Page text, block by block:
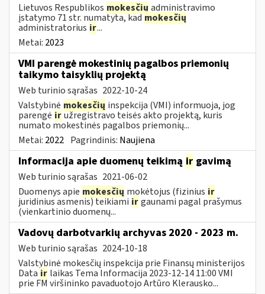
Lietuvos Respublikos mokesčių administravimo
įstatymo 71 str. numatyta, kadmokesčių
administratorius ir...
Metai: 2023
VMI parengė mokestinių pagalbos priemonių
taikymo taisyklių projektą
Web turinio sąrašas 2022-10-24
Valstybinė mokesčių inspekcija (VMI) informuoja, jog
parengė iružregistravo teisės akto projektą, kuris
numato mokestinės pagalbos priemonių...
Metai: 2022 Pagrindinis: Naujiena
Informacija apie duomenų teikimą ir gavimą
Web turinio sąrašas 2021-06-02
Duomenys apie mokesčių mokėtojus (fizinius ir
juridinius asmenis) teikiami irgaunami pagal prašymus
(vienkartinio duomenų...
Vadovų darbotvarkių archyvas 2020 - 2023 m.
Web turinio sąrašas 2024-10-18
Valstybinė mokesčių inspekcija prie Finansų ministerijos
Data ir laikas Tema Informacija 2023-12-14 11:00 VMI
prie FM viršininko pavaduotojo Artūro Klerausko...